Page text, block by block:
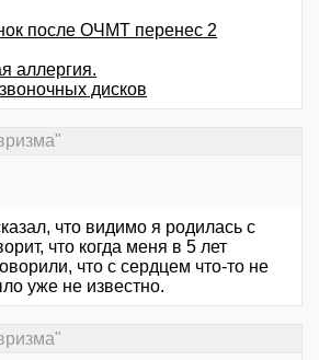
после ОЧМТ перенес 2
аллергия.
дисков
что видимо я родилась с
что когда меня в 5 лет
что с сердцем что-то не
уже не известно.